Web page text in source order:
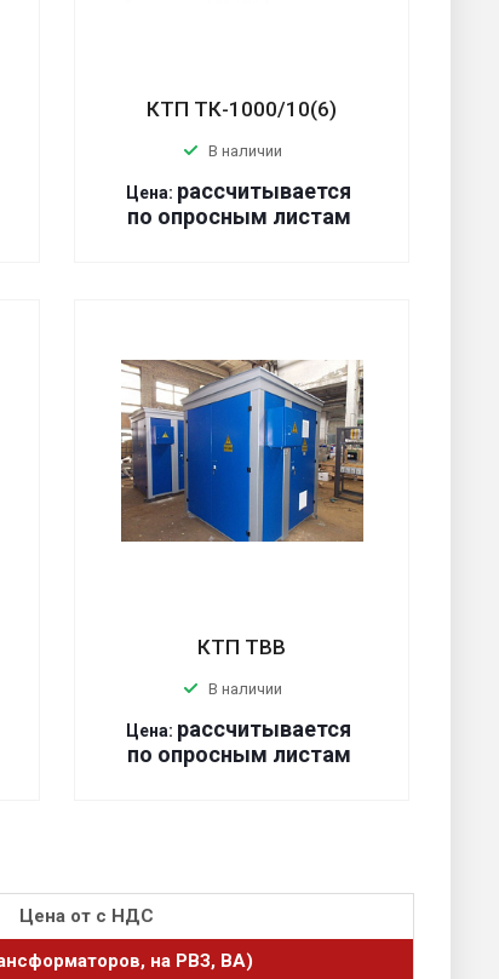
КТП ТК-1000/10(6)
В наличии
Цена: рассчитывается
по опросным листам
КТП ТВВ
В наличии
Цена: рассчитывается
по опросным листам
Цена от с НДС
на РВЗ, ВА)